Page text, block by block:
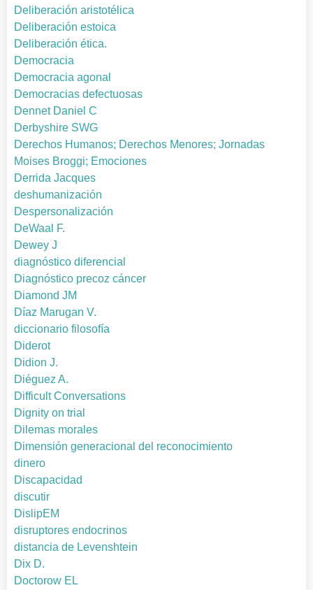
Deliberación aristotélica
Deliberación estoica
Deliberación ética.
Democracia
Democracia agonal
Democracias defectuosas
Dennet Daniel C
Derbyshire SWG
Derechos Humanos; Derechos Menores; Jornadas
Moises Broggi; Emociones
Derrida Jacques
deshumanización
Despersonalización
DeWaal F.
Dewey J
diagnóstico diferencial
Diagnóstico precoz cáncer
Diamond JM
Díaz Marugan V.
diccionario filosofía
Diderot
Didion J.
Diéguez A.
Difficult Conversations
Dignity on trial
Dilemas morales
Dimensión generacional del reconocimiento
dinero
Discapacidad
discutir
DislipEM
disruptores endocrinos
distancia de Levenshtein
Dix D.
Doctorow EL